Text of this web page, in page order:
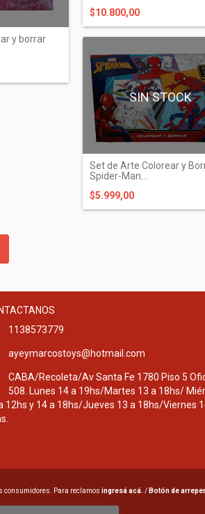
$10.800,00
y borrar
SIN STOCK
Set de Arte Colorear y
Spider-Man...
$5.999,00
1138573779
ayeymarcostoys@hotmail.com
CABA/Recoleta/Av Santa Fe 1780 Piso 5
508. Lunes 14 a 19hs/Martes 13 a 18hs/
12hs y 14 a 18hs/Jueves 13 a 18hs/Viernes
consumidores. Para reclamos ingresá acá. / Botón de